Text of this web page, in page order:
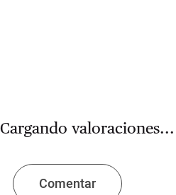
Cargando valoraciones...
Comentar